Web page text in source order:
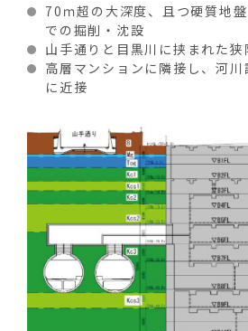
70ｍ超の大深度、且つ硬質地盤
での掘削・沈設
山手通りと目黒川に挟まれた狭
高層マンションに隣接し、河
に近接